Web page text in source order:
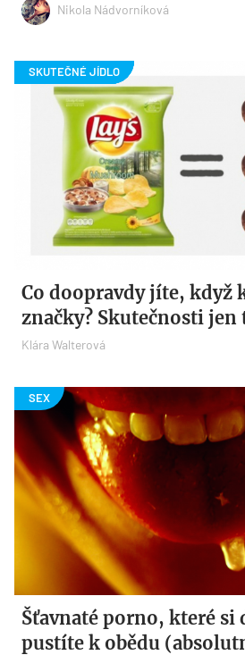
Nikola Nádvorníková
Co doopravdy jíte, když
značky? Skutečnosti jen
Klára Walterová
Šťavnaté porno, které si
pustíte k obědu